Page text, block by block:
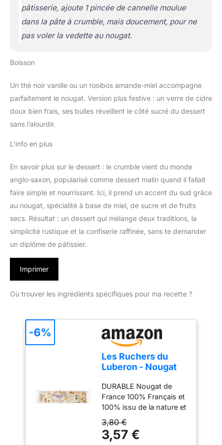
pâtisserie, ajoute 1 pincée de cannelle moulue
dans la pâte à crumble, mais doucement, pour ne
pas voler la vedette au nougat.
Boisson
Un thé noir vanille ou un rooibos amande-miel accompagne
parfaitement le nougat. Version plus festive : un verre de cidre
doux bien frais, ses bulles réveillent le côté sucré du dessert
sans l’alourdir.
L’info en plus
En savoir plus sur le dessert : le crumble vient du monde
anglo-saxon, popularisé comme dessert malin quand il fallait
faire simple et nourrissant. Ici, il prend un accent du sud grâce
au nougat, spécialité à base de miel, de sucre et de fruits
secs. Résultat : un dessert qui mélange deux traditions, la
simplicité rustique et la confiserie raffinée, sans te demander
un diplôme de pâtissier.
Imprimer
Où trouver les ingrédients spécifiques pour ma recette ?
Les Ruchers du
Luberon - Nougat
en Barre 100 g -
Nougat Tendre aux
Amandes et au Miel
de Lavande -
Fabrication
Artisanale
DURABLE Nougat de
France 100% Français et
100% issu de la nature et
fabriqué dans notre belle
région de Provence
INGRÉDIENTS Notre
3,80 €
3,57 €
-6%